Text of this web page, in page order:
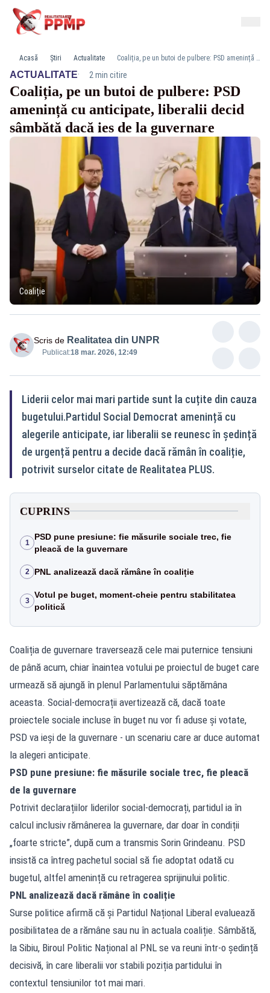
Acasă Știri Actualitate Coaliția, pe un butoi de pulbere: PSD amenință cu anticipate, liberalii decid sâmbătă dacă ies de la guvernare
ACTUALITATE· 2 min citire
Coaliția, pe un butoi de pulbere: PSD
amenință cu anticipate, liberalii decid
sâmbătă dacă ies de la guvernare
Coaliție
Scris de Realitatea din UNPR
Publicat:18 mar. 2026, 12:49
Liderii celor mai mari partide sunt la cuțite din cauza
bugetului.Partidul Social Democrat amenință cu
alegerile anticipate, iar liberalii se reunesc în ședință
de urgență pentru a decide dacă rămân în coaliție,
potrivit surselor citate de Realitatea PLUS.
CUPRINS
1
PSD pune presiune: fie măsurile sociale trec, fie
pleacă de la guvernare
2 PNL analizează dacă rămâne în coaliție
3
Votul pe buget, moment-cheie pentru stabilitatea
politică
Coaliția de guvernare traversează cele mai puternice tensiuni
de până acum, chiar înaintea votului pe proiectul de buget care
urmează să ajungă în plenul Parlamentului săptămâna
aceasta. Social-democrații avertizează că, dacă toate
proiectele sociale incluse în buget nu vor fi aduse și votate,
PSD va ieși de la guvernare - un scenariu care ar duce automat
la alegeri anticipate.
PSD pune presiune: fie măsurile sociale trec, fie pleacă
de la guvernare
Potrivit declarațiilor liderilor social-democrați, partidul ia în
calcul inclusiv rămânerea la guvernare, dar doar în condiții
„foarte stricte”, după cum a transmis Sorin Grindeanu. PSD
insistă ca întreg pachetul social să fie adoptat odată cu
bugetul, altfel amenință cu retragerea sprijinului politic.
PNL analizează dacă rămâne în coaliție
Surse politice afirmă că și Partidul Național Liberal evaluează
posibilitatea de a rămâne sau nu în actuala coaliție. Sâmbătă,
la Sibiu, Biroul Politic Național al PNL se va reuni într-o ședință
decisivă, în care liberalii vor stabili poziția partidului în
contextul tensiunilor tot mai mari.